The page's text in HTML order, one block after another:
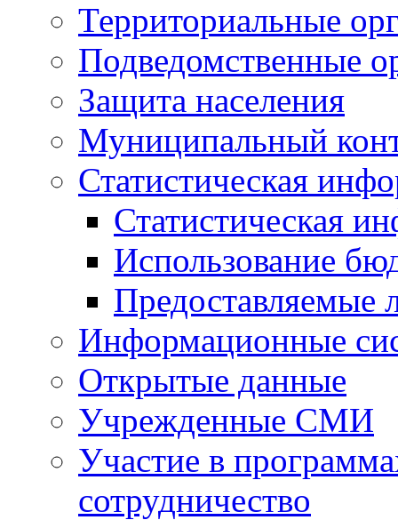
Территориальные
Подведомственные
Защита населения
Муниципальный
Статистическая
Статистическая
Использование
Предоставляемые
Информационные
Открытые данные
Учрежденные СМИ
Участие в
сотрудничество